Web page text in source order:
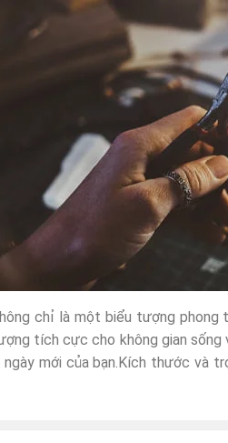
chỉ là một biểu tượng
tích cực cho không gian
mới của bạn.Kích thước và